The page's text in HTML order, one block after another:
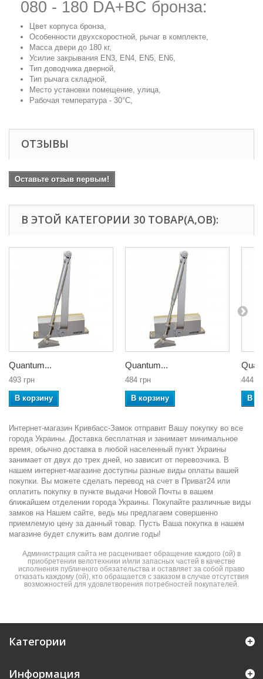
080 - 180 DA+BC бронза:
Цвет корпуса бронза,
Особенности двухскоростной, рычаг в комплекте,
Масса двери до 180 кг,
Усилие закрывания EN3, EN4, EN5, EN6,
Тип доводчика дверной,
Тип рычага складной,
Место установки помещение, улица,
Рабочая температура - 30°С,
ОТЗЫВЫ
Оставьте отзыв первым!
В ЭТОЙ КАТЕГОРИИ 30 ТОВАР(А,ОВ):
Quantum...
493 грн
В корзину
Quantum...
484 грн
В корзину
444
В
Интернет-магазин Кривбасс-Замок отправит Вашу покупку во все
города Украины. Доставка бесплатная и занимает минимальное
время, обычно доставка в любой населенный пункт Украины
занимает от двух до трех дней, но зависит от перевозчика. В
нашем интернет-магазине доступны разные виды оплаты вашей
покупки. Вы можете сделать перевод на счет в Приват24 или
оплатить покупку в пункте выдачи Новой Почты в вашем
ближайшем отделении города Украины. Покупайте различные виды
замков на Нашем сайте, ведь мы предлагаем совершенно
приемлемую цену за данный товар. Пусть Ваша покупка в нашем
магазине будет служить вам долгие годы!
Администрация сайта не расценивает обращение каждого (ой) в
приобретении велотехники и/или запасных частей в качестве
исполнения публичного обязательства и оставляет за собой право
отказать каждому (ой), кто обращается с заказом в случае отсутствия
возможностей для удовлетворения потребностей покупателей.
Категории
Информация